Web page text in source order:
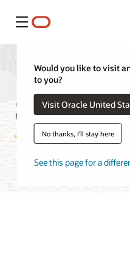
Меню
Would you like to visit
to you?
Visit Oracle United
No thanks, I'll stay here
See this page for a
Streaming